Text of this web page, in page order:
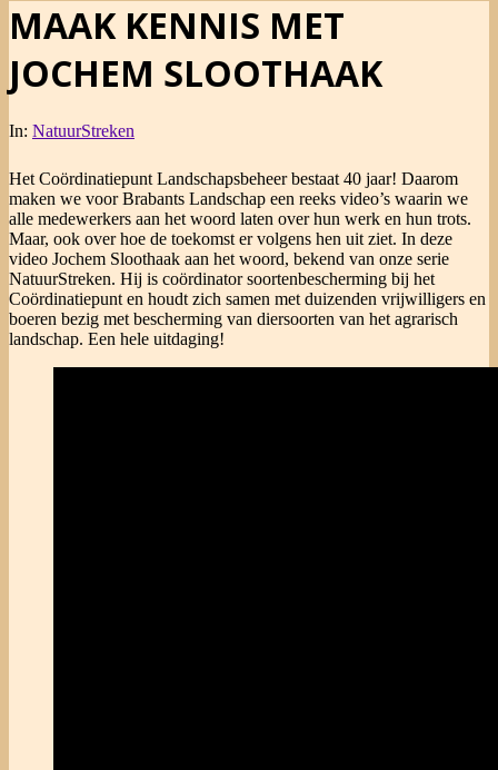
MAAK KENNIS MET
JOCHEM SLOOTHAAK
In: NatuurStreken
Het Coördinatiepunt Landschapsbeheer bestaat 40 jaar! Daarom
maken we voor Brabants Landschap een reeks video’s waarin we
alle medewerkers aan het woord laten over hun werk en hun trots.
Maar, ook over hoe de toekomst er volgens hen uit ziet. In deze
video Jochem Sloothaak aan het woord, bekend van onze serie
NatuurStreken. Hij is coördinator soortenbescherming bij het
Coördinatiepunt en houdt zich samen met duizenden vrijwilligers en
boeren bezig met bescherming van diersoorten van het agrarisch
landschap. Een hele uitdaging!